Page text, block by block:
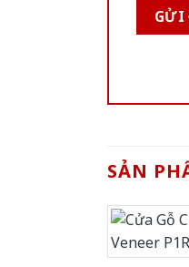
SẢN